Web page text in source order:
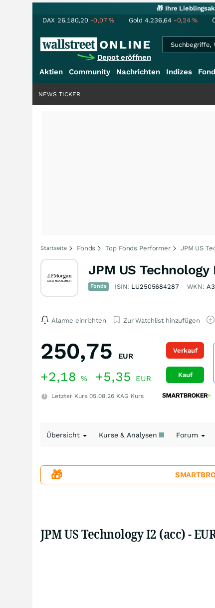
🎁 Ihre
DAX 26.180,20 -0,07% Gold 4.236,64 -0,24%
Depot eröffnen
Aktien Community Nachrichten Indizes
NEWS TICKER
Startseite Fonds Top Fonds Performer JPM US
JPM US
Fonds ISIN: LU2505684287 WKN:
Alarme einrichten Zur Watchlist hinzufügen
250,75 EUR
+2,18 % +5,35 EUR
Letzter Kurs 05.08.26 KAG Kurs
Verkauf
Kauf
Übersicht Kurse & Analysen Forum
🎁
JPM US Technology I2 (acc) -